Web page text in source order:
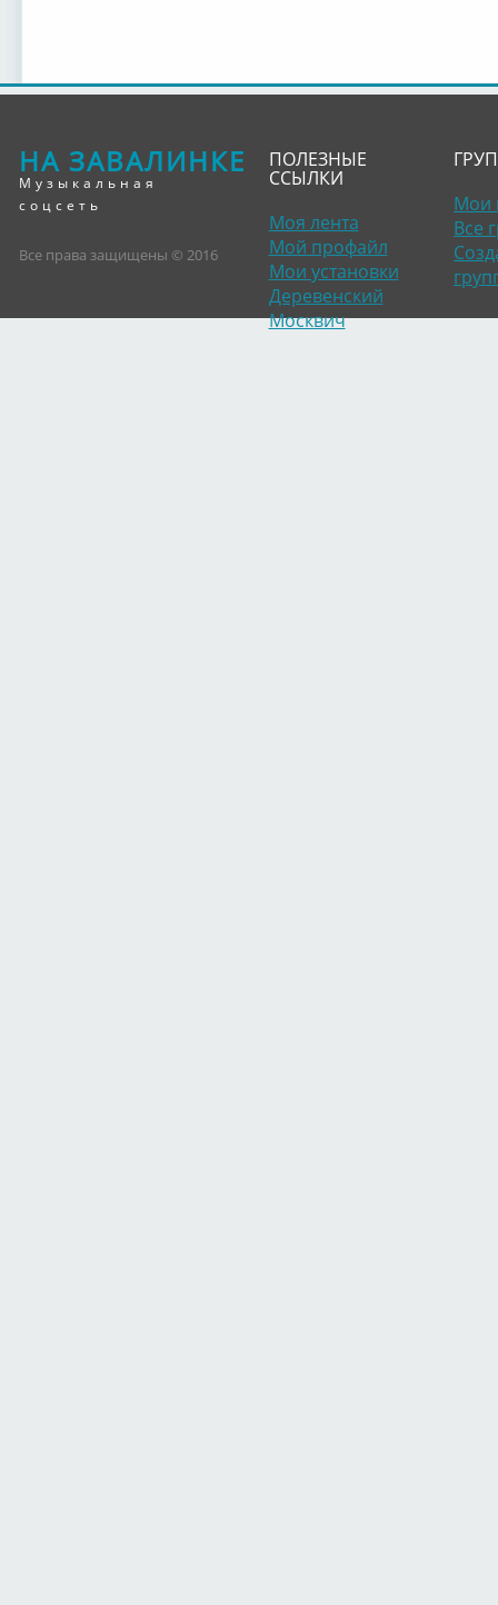
НА ЗАВАЛИНКЕ
Музыкальная
соцсеть
Все права защищены © 2016
ПОЛЕЗНЫЕ
ССЫЛКИ
Моя лента
Мой профайл
Мои установки
Деревенский
Москвич
Мои
Все